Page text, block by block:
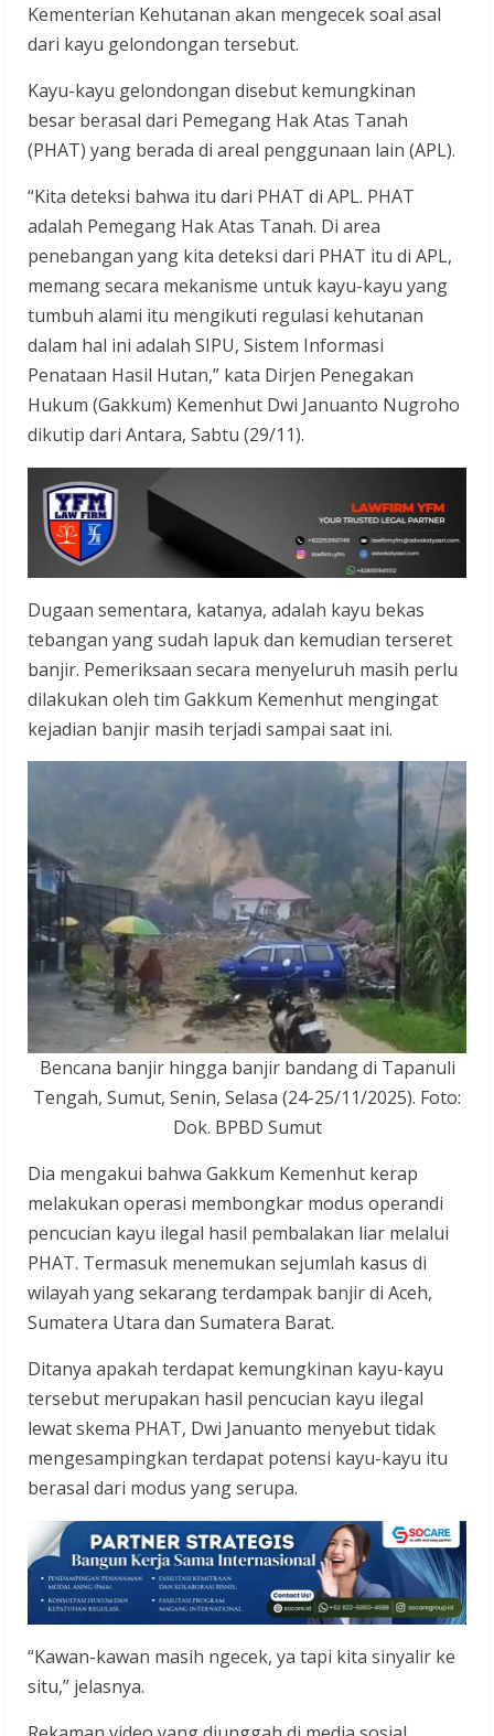
Kementerian Kehutanan akan mengecek soal asal
dari kayu gelondongan tersebut.
Kayu-kayu gelondongan disebut kemungkinan
besar berasal dari Pemegang Hak Atas Tanah
(PHAT) yang berada di areal penggunaan lain (APL).
“Kita deteksi bahwa itu dari PHAT di APL. PHAT
adalah Pemegang Hak Atas Tanah. Di area
penebangan yang kita deteksi dari PHAT itu di APL,
memang secara mekanisme untuk kayu-kayu yang
tumbuh alami itu mengikuti regulasi kehutanan
dalam hal ini adalah SIPU, Sistem Informasi
Penataan Hasil Hutan,” kata Dirjen Penegakan
Hukum (Gakkum) Kemenhut Dwi Januanto Nugroho
dikutip dari Antara, Sabtu (29/11).
Dugaan sementara, katanya, adalah kayu bekas
tebangan yang sudah lapuk dan kemudian terseret
banjir. Pemeriksaan secara menyeluruh masih perlu
dilakukan oleh tim Gakkum Kemenhut mengingat
kejadian banjir masih terjadi sampai saat ini.
Bencana banjir hingga banjir bandang di Tapanuli
Tengah, Sumut, Senin, Selasa (24-25/11/2025). Foto:
Dok. BPBD Sumut
Dia mengakui bahwa Gakkum Kemenhut kerap
melakukan operasi membongkar modus operandi
pencucian kayu ilegal hasil pembalakan liar melalui
PHAT. Termasuk menemukan sejumlah kasus di
wilayah yang sekarang terdampak banjir di Aceh,
Sumatera Utara dan Sumatera Barat.
Ditanya apakah terdapat kemungkinan kayu-kayu
tersebut merupakan hasil pencucian kayu ilegal
lewat skema PHAT, Dwi Januanto menyebut tidak
mengesampingkan terdapat potensi kayu-kayu itu
berasal dari modus yang serupa.
“Kawan-kawan masih ngecek, ya tapi kita sinyalir ke
situ,” jelasnya.